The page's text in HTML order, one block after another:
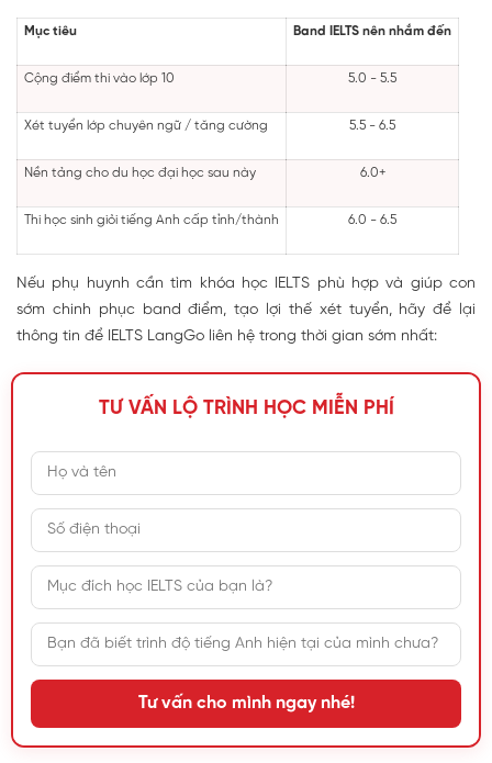
Mục tiêu Band IELTS nên nhắm đến
Cộng điểm thi vào lớp 10 5.0 - 5.5
Xét tuyển lớp chuyên ngữ / tăng cường 5.5 - 6.5
Nền tảng cho du học đại học sau này 6.0+
Thi học sinh giỏi tiếng Anh cấp tỉnh/thành 6.0 - 6.5
Nếu phụ huynh cần tìm khóa học IELTS phù hợp và giúp con
sớm chinh phục band điểm, tạo lợi thế xét tuyển, hãy để lại
thông tin để IELTS LangGo liên hệ trong thời gian sớm nhất:
TƯ VẤN LỘ TRÌNH HỌC MIỄN PHÍ
Tư vấn cho mình ngay nhé!